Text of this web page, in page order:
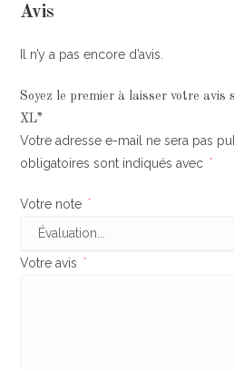
Avis
Il n’y a pas encore d’avis.
Soyez le premier à laisser votre avis
XL”
Votre adresse e-mail ne sera pas
obligatoires sont indiqués avec
*
Votre note *
Votre avis *